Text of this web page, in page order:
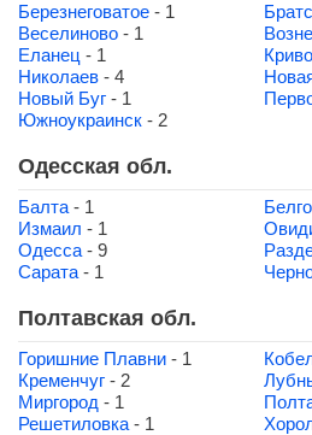
Березнеговатое - 1
Веселиново - 1
Еланец - 1
Николаев - 4
Новый Буг - 1
Южноукраинск - 2
Одесская обл.
Балта - 1
Измаил - 1
Одесса - 9
Сарата - 1
Полтавская обл.
Горишние Плавни - 1
Кременчуг - 2
Миргород - 1
Решетиловка - 1